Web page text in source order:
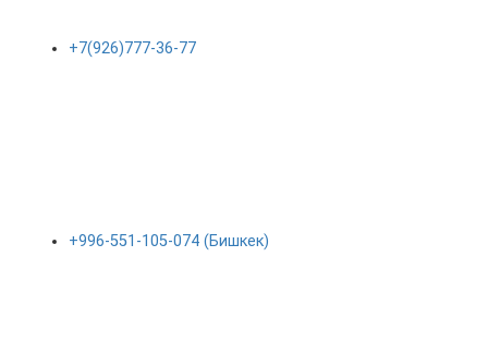
+7(926)777-36-77
+996-551-105-074 (Бишкек)